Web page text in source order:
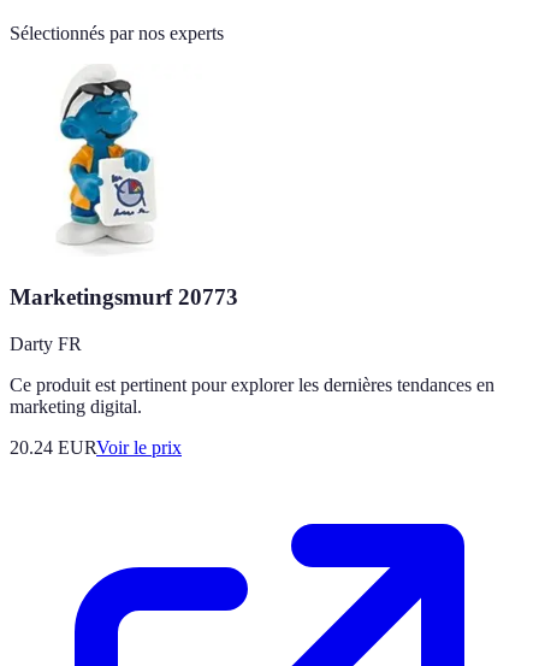
Sélectionnés par nos experts
Marketingsmurf 20773
Darty FR
Ce produit est pertinent pour explorer les dernières tendances en
marketing digital.
20.24 EURVoir le prix